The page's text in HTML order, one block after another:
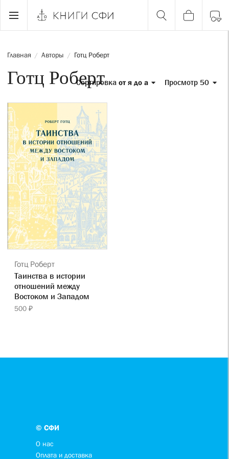
Главная / Авторы / Готц Роберт
Готц Роберт Просмотр 50
Сортировка от я до а
Готц Роберт
Таинства в истории
отношений между
Востоком и Западом
500 ₽
© СФИ
О нас
Оплата и доставка